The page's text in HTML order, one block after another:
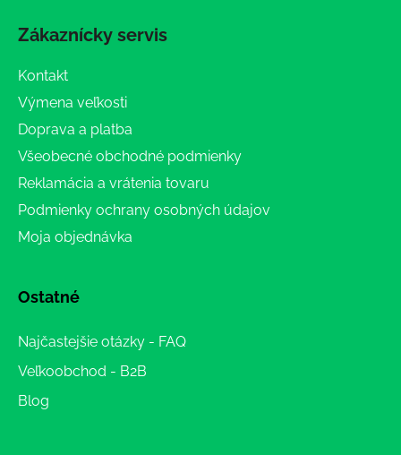
Zákaznícky servis
Kontakt
Výmena veľkosti
Doprava a platba
Všeobecné obchodné podmienky
Reklamácia a vrátenia tovaru
Podmienky ochrany osobných údajov
Moja objednávka
Ostatné
Najčastejšie otázky - FAQ
Veľkoobchod - B2B
Blog